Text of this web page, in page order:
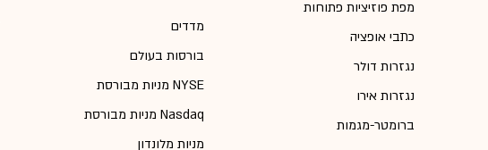
מפת פוזיציות פתוחות
כתבי אופציה
נגזרות דולר
נגזרות אירו
ברומטר-מגמות
מדדים
בורסות בעולם
מניות מבורסת NYSE
מניות מבורסת Nasdaq
מניות מלונדון